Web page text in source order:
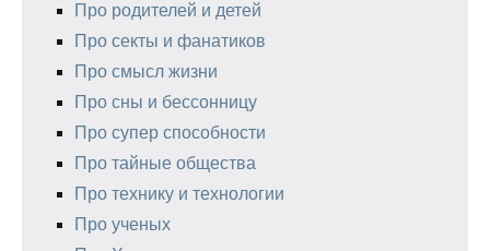
Про родителей и детей
Про секты и фанатиков
Про смысл жизни
Про сны и бессонницу
Про супер способности
Про тайные общества
Про технику и технологии
Про ученых